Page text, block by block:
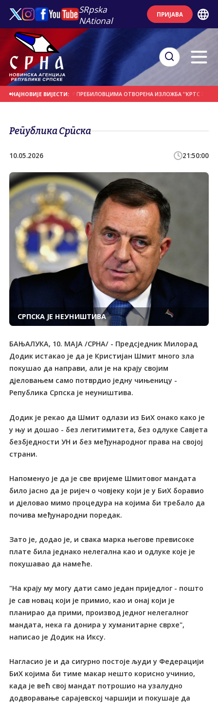
SRpska
NAtional
ПРИЈАВА
НАЈНОВИЈЕ ВИЈЕСТИ:
ДАНАШЊИ ДАН У ПРЕБИЛОВЦИМА ОTВОРЕНА ИЗЛОЖБА ''КРTС
Република Српска
10.05.2026 21:50:00
СРПСКА ЈЕ НЕУНИШТИВА
БАЊАЛУКА, 10. МАЈА /СРНА/ - Предсједник Милорад
Додик истакао је да је Кристијан Шмит много зла
покушао да направи, али је на крају својим
дјеловањем само потврдио једну чињеницу -
Република Српска је неуништива.
Додик је рекао да Шмит одлази из БиХ онако како је
у њу и дошао - без легитимитета, без одлуке Савјета
безбједности УН и без међународног права на својој
страни.
Напоменуо је да је све вријеме Шмитовог мандата
било јасно да је ријеч о човјеку који је у БиХ боравио
и дјеловао мимо процедура на којима би требало да
почива међународни поредак.
Зато је, додао је, и свака марка његове превисоке
плате била једнако нелегална као и одлуке које је
покушавао да намеће.
"На крају му могу дати само један приједлог - пошто
је сав новац који је примио, као и онај који је
планирао да прими, производ једног нелегалног
мандата, нека га донира у хуманитарне сврхе",
написао је Додик на Иксу.
Нагласио је и да сигурно постоје људи у Федерацији
БиХ којима би тиме макар нешто корисно учинио,
када је већ свој мандат потрошио на узалудно
додворавање сарајевској чаршији и покушаје да